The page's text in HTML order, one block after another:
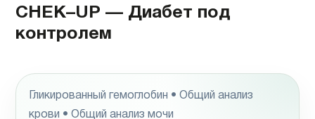
CHEK–UP — Диабет под
контролем
Гликированный гемоглобин • Общий анализ
крови • Общий анализ мочи